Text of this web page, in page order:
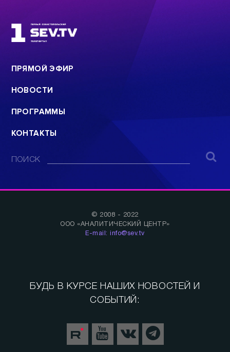
ПРЯМОЙ ЭФИР
НОВОСТИ
ПРОГРАММЫ
КОНТАКТЫ
ПОИСК
© 2008 - 2022
ООО «АНАЛИТИЧЕСКИЙ ЦЕНТР»
E-mail: info@sev.tv
БУДЬ В КУРСЕ НАШИХ НОВОСТЕЙ И
СОБЫТИЙ: